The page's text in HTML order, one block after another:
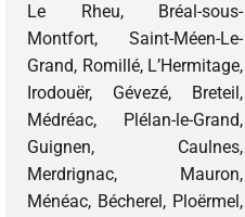
Le Rheu, Bréal-sous-
Montfort, Saint-Méen-Le-
Grand, Romillé, L’Hermitage,
Irodouër, Gévezé, Breteil,
Médréac, Plélan-le-Grand,
Guignen, Caulnes,
Merdrignac, Mauron,
Ménéac, Bécherel, Ploërmel,